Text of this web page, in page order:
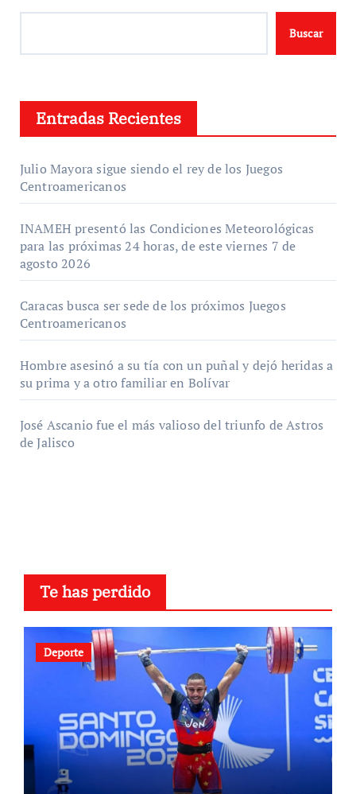
Buscar
Entradas Recientes
Julio Mayora sigue siendo el rey de los Juegos
Centroamericanos
INAMEH presentó las Condiciones Meteorológicas
para las próximas 24 horas, de este viernes 7 de
agosto 2026
Caracas busca ser sede de los próximos Juegos
Centroamericanos
Hombre asesinó a su tía con un puñal y dejó heridas a
su prima y a otro familiar en Bolívar
José Ascanio fue el más valioso del triunfo de Astros
de Jalisco
Te has perdido
Deporte